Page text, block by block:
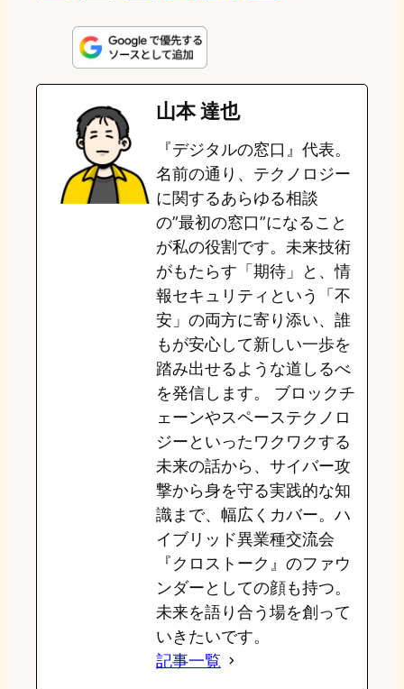
n
e
s
t
o
o
n
u
e
s
k
e
b
o
o
k
e
a
山本 達也
『デジタルの窓口』代表。
名前の通り、テクノロジー
に関するあらゆる相談
の”最初の窓口”になること
が私の役割です。未来技術
がもたらす「期待」と、情
報セキュリティという「不
安」の両方に寄り添い、誰
もが安心して新しい一歩を
踏み出せるような道しるべ
を発信します。 ブロックチ
ェーンやスペーステクノロ
ジーといったワクワクする
未来の話から、サイバー攻
撃から身を守る実践的な知
識まで、幅広くカバー。ハ
イブリッド異業種交流会
『クロストーク』のファウ
ンダーとしての顔も持つ。
未来を語り合う場を創って
いきたいです。
記事一覧